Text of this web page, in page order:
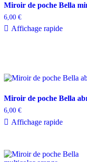
Miroir de poche Bella
6,00 €
Affichage rapide
Miroir de poche Bella
6,00 €
Affichage rapide